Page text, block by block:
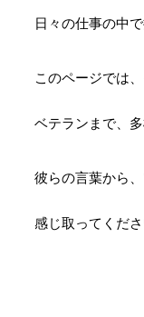
日々の仕事の中で
このページでは、
ベテランまで、
彼らの言葉から、
感じ取ってくださ